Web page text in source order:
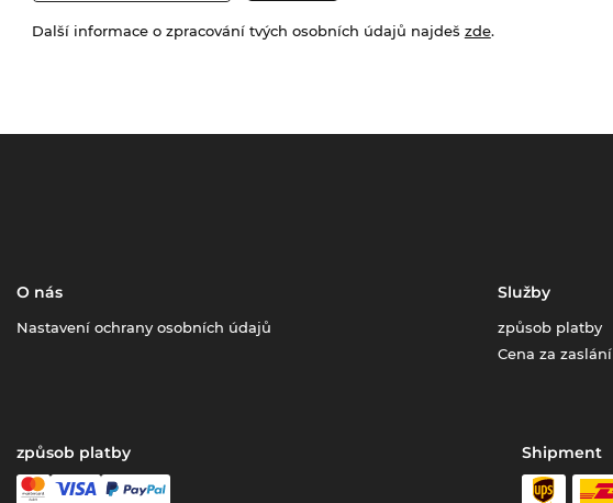
Další informace o zpracování tvých osobních údajů najdeš zde.
O nás
Nastavení ochrany osobních údajů
Služby
způsob platby
Cena za zaslání
způsob platby Shipment